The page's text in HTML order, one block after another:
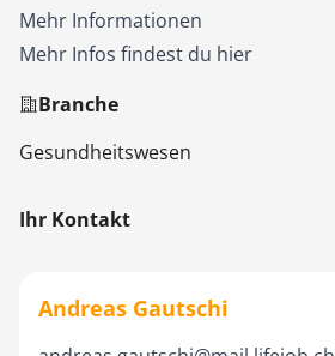
Mehr Informationen
Mehr Infos findest du hier
Branche
Gesundheitswesen
Ihr Kontakt
Andreas Gautschi